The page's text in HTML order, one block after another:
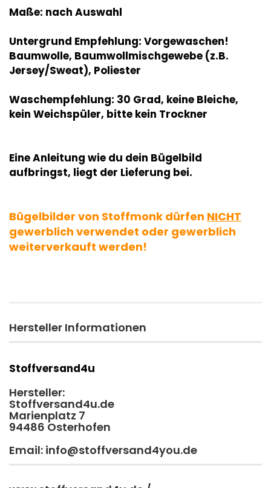
Maße: nach Auswahl
Untergrund Empfehlung: Vorgewaschen!
Baumwolle, Baumwollmischgewebe (z.B.
Jersey/Sweat), Poliester
Waschempfehlung: 30 Grad, keine Bleiche,
kein Weichspüler, bitte kein Trockner
Eine Anleitung wie du dein Bügelbild
aufbringst, liegt der Lieferung bei.
Bügelbilder von Stoffmonk dürfen NICHT
gewerblich verwendet oder gewerblich
weiterverkauft werden!
Hersteller Informationen
Stoffversand4u
Hersteller:
Stoffversand4u.de
Marienplatz 7
94486 Osterhofen
Email: info@stoffversand4you.de